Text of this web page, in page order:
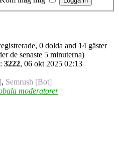
0 dolda and 14 gäster
de senaste 5 minuterna)
3222, 06 okt 2025 02:13
, Semrush [Bot]
moderatorer